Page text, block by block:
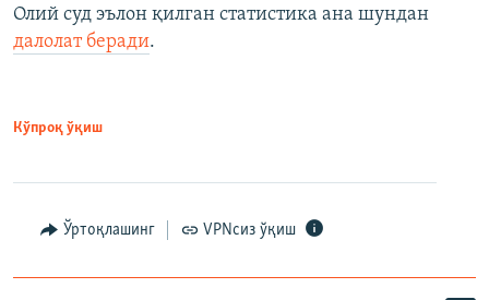
Олий суд эълон қилган статистика ана шундан
далолат беради.
Кўпроқ ўқиш
Ўртоқлашинг VPNсиз ўқиш